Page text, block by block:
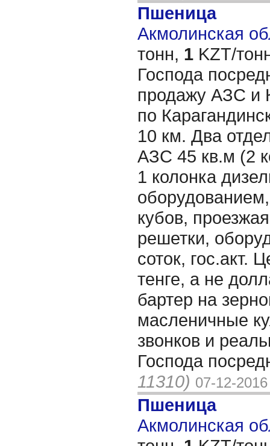
Пшеница
Акмолинская
тонн, 1 KZT/
Господа
продажу АЗС и
по
10 км. Два
АЗС 45 кв.м (2
1 колонка
кубов,
решетки,
соток, гос.акт.
тенге, а не
бартер на
масленичные
звонков и
Господа
11310) 07-12-2016
Пшеница
Акмолинская